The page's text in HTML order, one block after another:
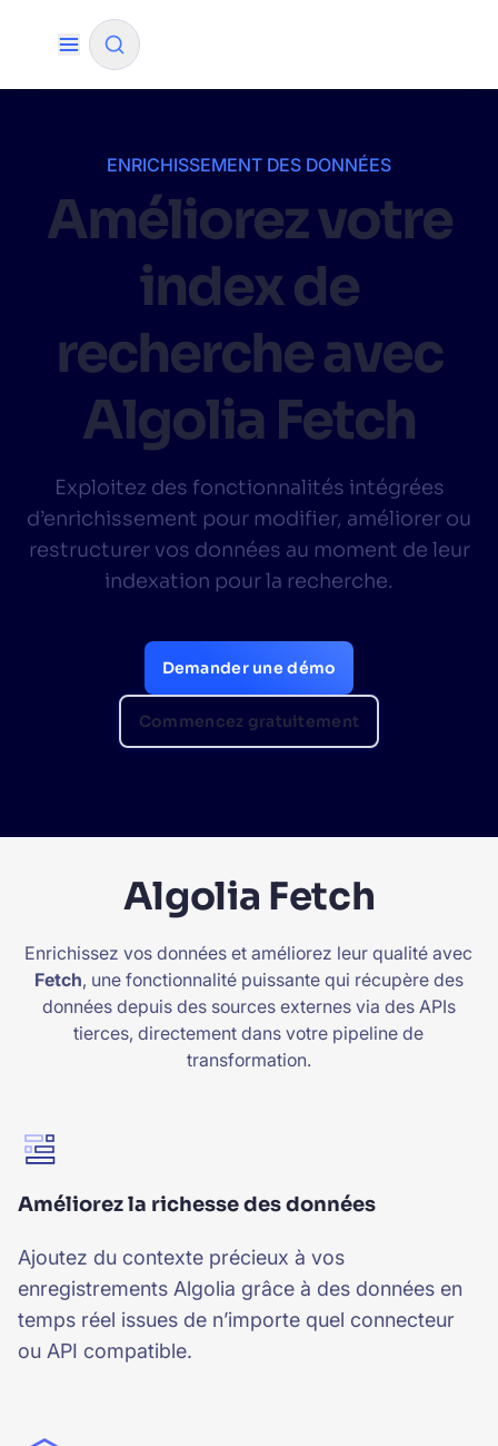
FILTER BY SOURCE
How will Algolia improve our search
✨ How do I integrate Algolia search into my app?
Can Algolia help shoppers find products faster
and increase sales?
ENRICHISSEMENT DES DONNÉES
Améliorez votre
index de
recherche avec
Algolia Fetch
Exploitez des fonctionnalités intégrées
d’enrichissement pour modifier, améliorer ou
restructurer vos données au moment de leur
indexation pour la recherche.
Demander une démo
Commencez gratuitement
Algolia Fetch
Enrichissez vos données et améliorez leur qualité avec
Fetch, une fonctionnalité puissante qui récupère des
données depuis des sources externes via des APIs
tierces, directement dans votre pipeline de
transformation.
Améliorez la richesse des données
Ajoutez du contexte précieux à vos
enregistrements Algolia grâce à des données en
temps réel issues de n’importe quel connecteur
ou API compatible.